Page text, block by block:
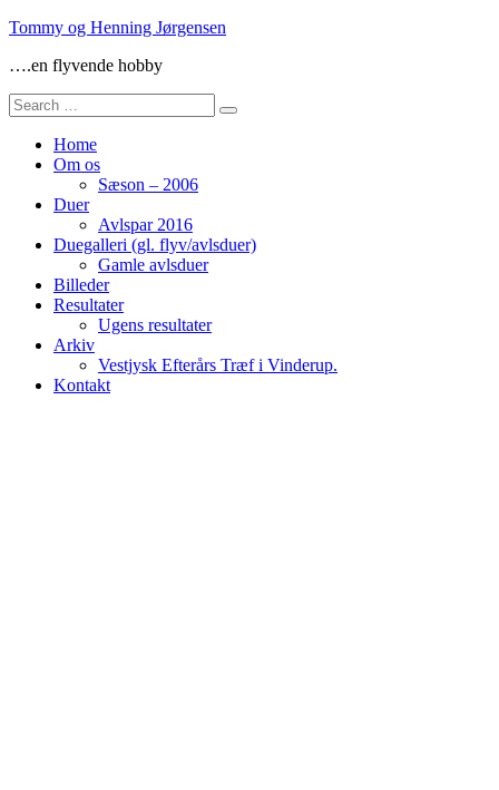
Skip
content
Tommy og Henning Jørgensen
….en flyvende hobby
Search
for:
Home
Om os
Sæson – 2006
Duer
Avlspar 2016
Duegalleri (gl. flyv/avlsduer)
Gamle avlsduer
Billeder
Resultater
Ugens resultater
Arkiv
Vestjysk Efterårs Træf i Vinderup.
Kontakt